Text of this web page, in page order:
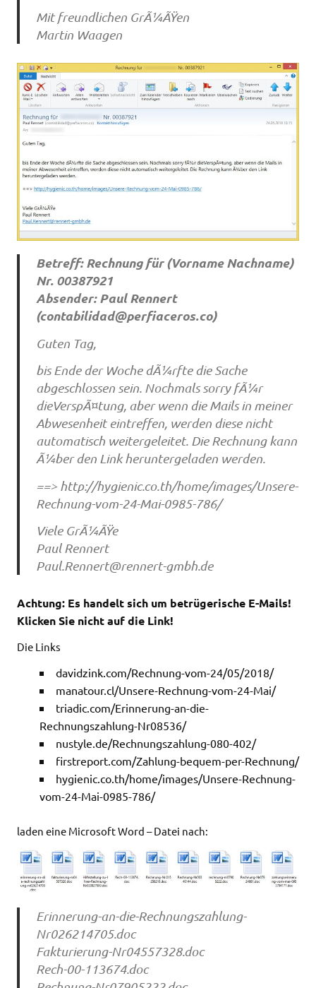
Mit freundlichen GrÃ¼ÃŸen
Martin Waagen
Betreff: Rechnung für (Vorname Nachname)
Nr. 00387921
Absender: Paul Rennert
(contabilidad@perfiaceros.co)
Guten Tag,
bis Ende der Woche dÃ¼rfte die Sache
abgeschlossen sein. Nochmals sorry fÃ¼r
dieVerspÃ¤tung, aber wenn die Mails in meiner
Abwesenheit eintreffen, werden diese nicht
automatisch weitergeleitet. Die Rechnung kann
Ã¼ber den Link heruntergeladen werden.
==> http://hygienic.co.th/home/images/Unsere-
Rechnung-vom-24-Mai-0985-786/
Viele GrÃ¼ÃŸe
Paul Rennert
Paul.Rennert@rennert-gmbh.de
Achtung: Es handelt sich um betrügerische E-Mails!
Klicken Sie nicht auf die Link!
Die Links
davidzink.com/Rechnung-vom-24/05/2018/
manatour.cl/Unsere-Rechnung-vom-24-Mai/
triadic.com/Erinnerung-an-die-
Rechnungszahlung-Nr08536/
nustyle.de/Rechnungszahlung-080-402/
firstreport.com/Zahlung-bequem-per-Rechnung/
hygienic.co.th/home/images/Unsere-Rechnung-
vom-24-Mai-0985-786/
laden eine Microsoft Word – Datei nach:
Erinnerung-an-die-Rechnungszahlung-
Nr026214705.doc
Fakturierung-Nr04557328.doc
Rech-00-113674.doc